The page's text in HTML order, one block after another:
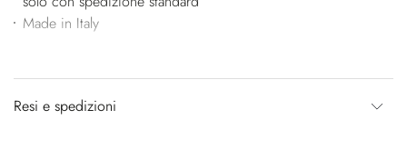
Made in Italy
Resi e spedizioni